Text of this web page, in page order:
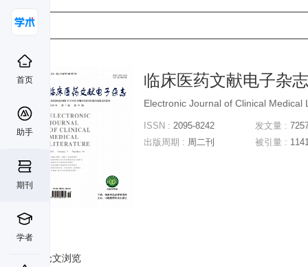
首页
助手
期刊
学者
临床医药文献电子杂志
Electronic Journal of Clinical Medical
ISSN : 2095-8242
出版周期 : 周二刊
发文量 :
被引量 :
论文浏览